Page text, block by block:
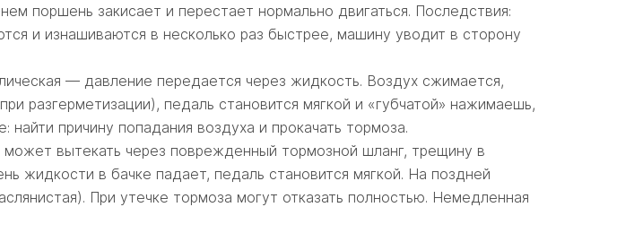
поршень закисает и перестает нормально двигаться. Последствия:
и изнашиваются в несколько раз быстрее, машину уводит в сторону
— давление передается через жидкость. Воздух сжимается,
разгерметизации), педаль становится мягкой и «губчатой» нажимаешь,
причину попадания воздуха и прокачать тормоза.
может вытекать через поврежденный тормозной шланг, трещину в
жидкости в бачке падает, педаль становится мягкой. На поздней
При утечке тормоза могут отказать полностью. Немедленная